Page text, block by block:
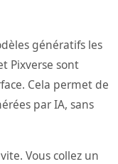
génératifs les
Pixverse sont
Cela permet de
par IA, sans
Vous collez un